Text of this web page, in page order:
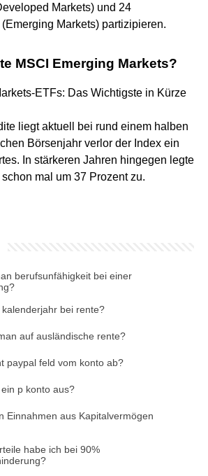
Markets) und 24
Markets) partizipieren.
MSCI Emerging Markets?
ETFs: Das Wichtigste in Kürze
liegt aktuell bei rund einem halben
Börsenjahr verlor der Index ein
In stärkeren Jahren hingegen legte
mal um 37 Prozent zu.
berufsunfähigkeit bei einer
kalenderjahr bei rente?
auf ausländische rente?
paypal feld vom konto ab?
p konto aus?
Einnahmen aus Kapitalvermögen
habe ich bei 90%